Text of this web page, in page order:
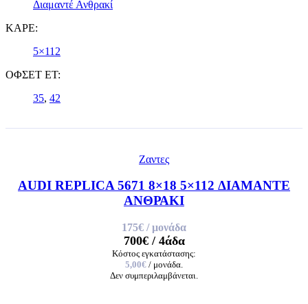
Διαμαντέ Ανθρακί
ΚΑΡΕ:
5×112
ΟΦΣΕΤ ET:
35, 42
Ζαντες
AUDI REPLICA 5671 8×18 5×112 ΔΙΑΜΑΝΤΕ
ΑΝΘΡΑΚΙ
175€ / μονάδα
700€/ 4άδα
Κόστος εγκατάστασης:
5,00€ / μονάδα.
Δεν συμπεριλαμβάνεται.